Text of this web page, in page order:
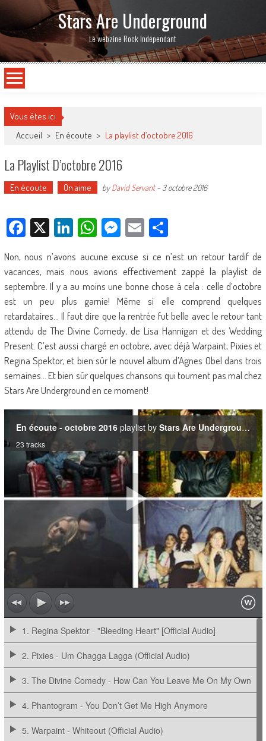
Stars Are Underground
Le webzine Rock Indépendant
Vous êtes ici
Accueil > En écoute > La playlist d’octobre 2016
La Playlist D’octobre 2016
En écoute On aime byDavid Servant- 3 octobre 2016
Facebook
X LinkedIn
WhatsApp
Messenger
EmailPartager
Non, nous n’avons aucune excuse si ce n’est un retour tardif de
vacances, mais nous avions effectivement zappé la playlist de
septembre. Il y a au moins une bonne chose à cela : celle d’octobre
est un peu plus garnie! Même si elle comprend quelques
retardataires… Il faut dire que la rentrée fut belle avec le retour tant
attendu de The Divine Comedy, de Lisa Hannigan et des Wedding
Present. C’est aussi chargé en octobre, avec déjà Warpaint, Pixies et
Regina Spektor, et bien sûr le nouvel album d’Agnes Obel dans trois
semaines… Et bien sûr quelques chansons qui tournent pas mal chez
Stars Are Underground en ce moment!